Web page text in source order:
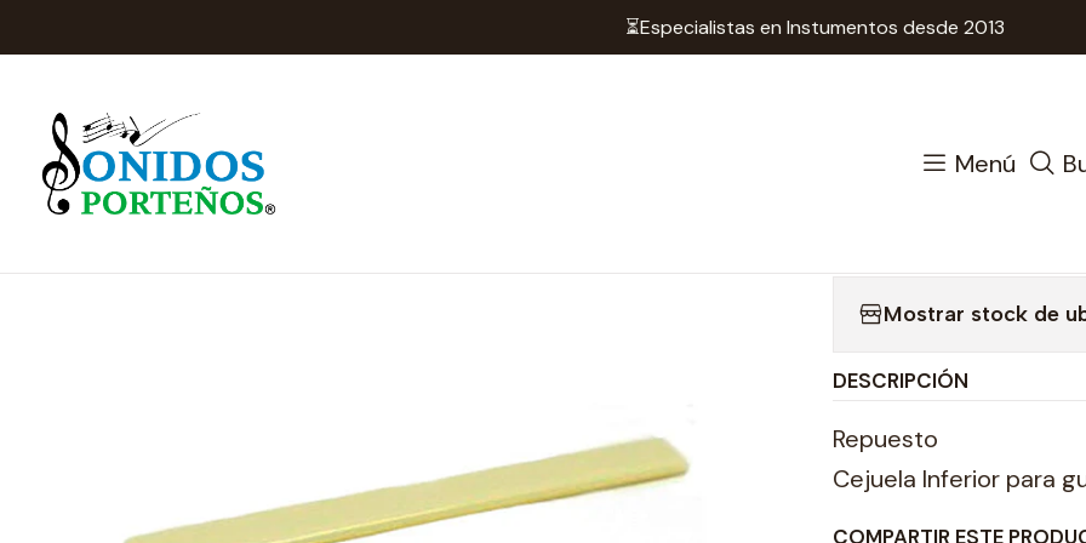
Menú
⏳Especialistas en Instumentos desde 2013
Accesorios Cuerdas Cejuelas Guitarra
Cejuela
Mostrar stock de
DESCRIPCIÓN
Repuesto
Cejuela Inferior para
COMPARTIR ESTE